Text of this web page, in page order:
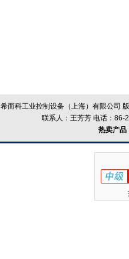
希而科工业控制设备（上海）有限公司
联系人：王芳芳 电话：
热卖产品